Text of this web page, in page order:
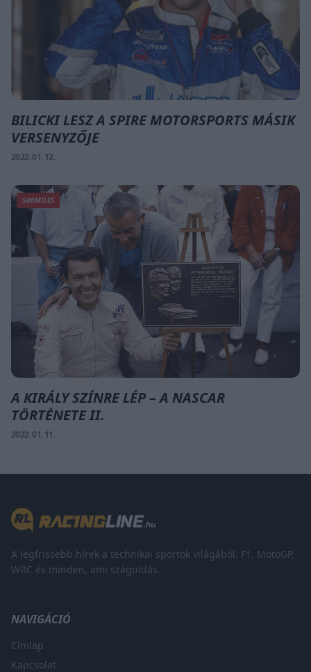
BILICKI LESZ A SPIRE MOTORSPORTS MÁSIK
VERSENYZŐJE
2022. 01. 12.
500MILES
A KIRÁLY SZÍNRE LÉP – A NASCAR
TÖRTÉNETE II.
2022. 01. 11.
A legfrissebb hírek a technikai sportok világából. F1, MotoGP,
WRC és minden, ami száguldás.
NAVIGÁCIÓ
Címlap
Kapcsolat